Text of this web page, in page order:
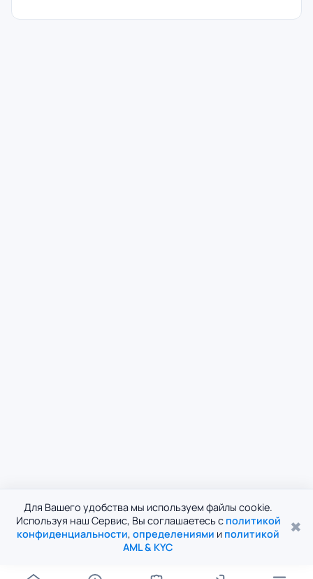
Для Вашего удобства мы используем файлы cookie.
Используя наш Сервис, Вы соглашаетесь с политикой
конфиденциальности, определениями и политикой
AML & KYC
✖